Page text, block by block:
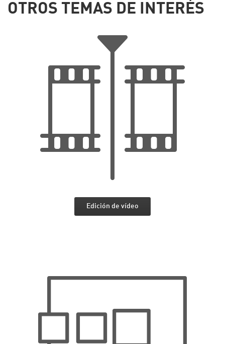
OTROS TEMAS DE INTERÉS
Edición de vídeo